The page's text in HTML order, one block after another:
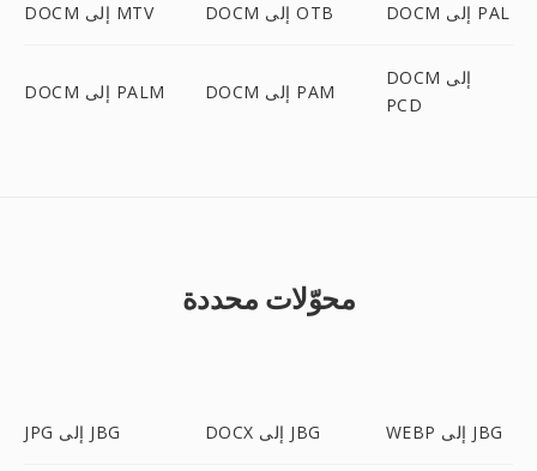
DOCM إلى MTV DOCM إلى OTB DOCM إلى PAL
DOCM إلى PALM DOCM إلى PAM
DOCM إلى
PCD
محوّلات محددة
JPG إلى JBG DOCX إلى JBG WEBP إلى JBG